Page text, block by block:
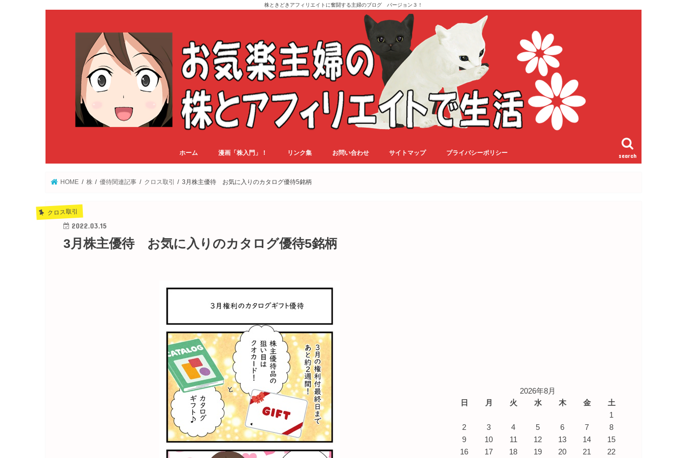
株ときどきアフィリエイトに奮闘する主婦のブログ バージョン３！
search
ホーム 漫画「株入門」！ リンク集 お問い合わせ サイトマップ プライバシーポリシー
HOME 株 優待関連記事 クロス取引 3月株主優待 お気に入りのカタログ優待5銘柄
クロス取引
2022.03.15
3月株主優待 お気に入りのカタログ優待5銘柄
2026年8月
日
月 火 水 木 金
土
1
2
3 4 5 6 7
8
9
10 11 12 13 14
15
16
17 18 19 20 21 22